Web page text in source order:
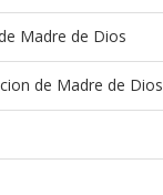
Madre de Dios
de Madre de Dios